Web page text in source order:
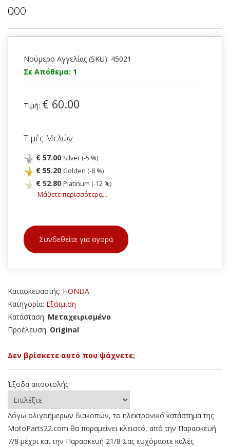
000
Νούμερο Αγγελίας (SKU): 45021
Σε Απόθεμα: 1
Τιμή: € 60.00
Τιμές Μελών:
€ 57.00 Silver (-5 %)
€ 55.20 Golden (-8 %)
€ 52.80 Platinum (-12 %)
Μάθετε περισσότερα...
Συνδεθείτε για αγορά
Κατασκευαστής: HONDA
Κατηγορία: Εξάτμιση
Κατάσταση: Μεταχειρισμένο
Προέλευση: Original
Δεν βρίσκετε αυτό που ψάχνετε;
Έξοδα αποστολής:
Λόγω ολιγοήμερων διακοπών, το ηλεκτρονικό κατάστημα της
MotoParts22.com θα παραμείνει κλειστό, από την Παρασκευή
7/8 μέχρι και την Παρασκευή 21/8 Σας ευχόμαστε καλές